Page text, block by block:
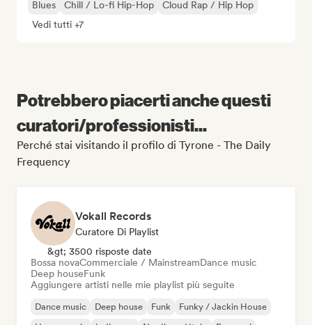
Blues
Chill / Lo-fi Hip-Hop
Cloud Rap / Hip Hop
Vedi tutti +7
Potrebbero piacerti anche questi
curatori/professionisti...
Perché stai visitando il profilo di Tyrone - The Daily
Frequency
Vokall Records
Curatore Di Playlist
&gt; 3500 risposte date
Bossa novaCommerciale / MainstreamDance music
Deep houseFunk
Aggiungere artisti nelle mie playlist più seguite
Dance music Deep house Funk
Funky / Jackin House